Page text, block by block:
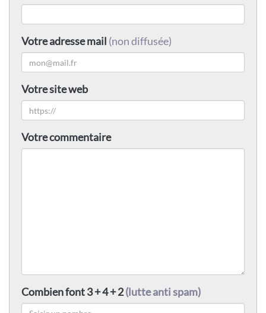
Votre adresse mail (non diffusée)
Votre site web
Votre commentaire
Combien font 3 + 4 + 2(lutte anti spam)